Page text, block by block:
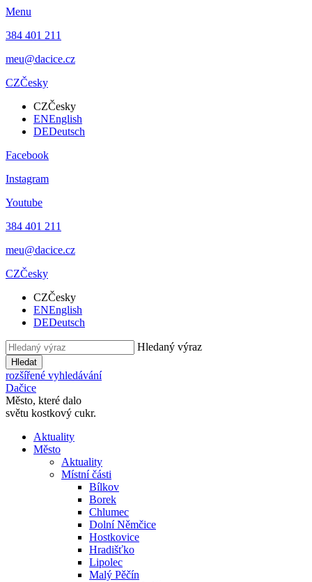
Menu
384 401 211
meu@dacice.cz
CZČesky
CZČesky
ENEnglish
DEDeutsch
Facebook
Instagram
Youtube
384 401 211
meu@dacice.cz
CZČesky
CZČesky
ENEnglish
DEDeutsch
Hledaný výraz
Hledat
rozšířené vyhledávání
Dačice
Město, které dalo
světu kostkový cukr.
Aktuality
Město
Aktuality
Místní části
Bílkov
Borek
Chlumec
Dolní Němčice
Hostkovice
Hradišťko
Lipolec
Malý Pěčín